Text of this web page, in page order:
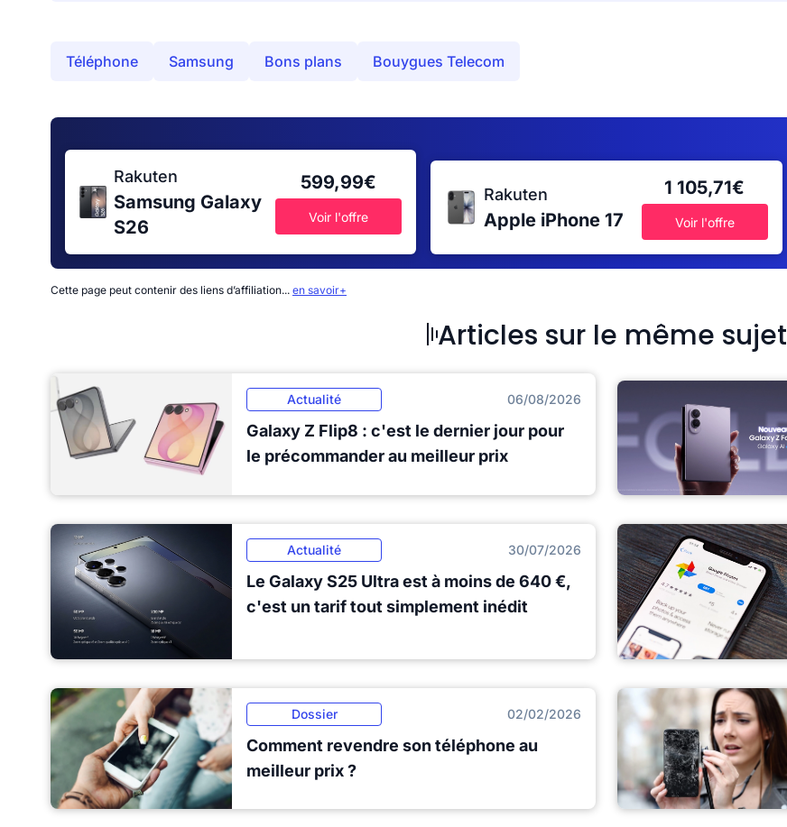
Téléphone Samsung Bons plans Bouygues Telecom
Rakuten
Samsung Galaxy
S26
599,99€
Voir l'offre
Rakuten
Apple iPhone 17
1 105,71€
Voir l'offre
Cette page peut contenir des liens d’affiliation... en savoir+
Articles sur le même sujet
Actualité 06/08/2026
Galaxy Z Flip8 : c'est le dernier jour pour
le précommander au meilleur prix
Actualité 30/07/2026
Le Galaxy S25 Ultra est à moins de 640 €,
c'est un tarif tout simplement inédit
Dossier 02/02/2026
Comment revendre son téléphone au
meilleur prix ?